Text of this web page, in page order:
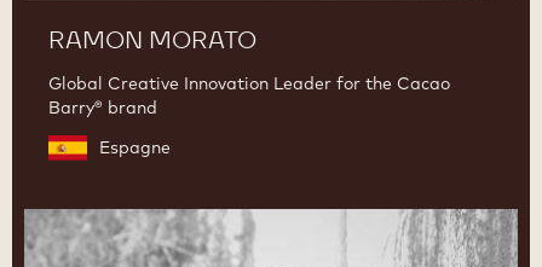
RAMON MORATO
Global Creative Innovation Leader for the Cacao
Barry® brand
Espagne
Francisco
Migoya